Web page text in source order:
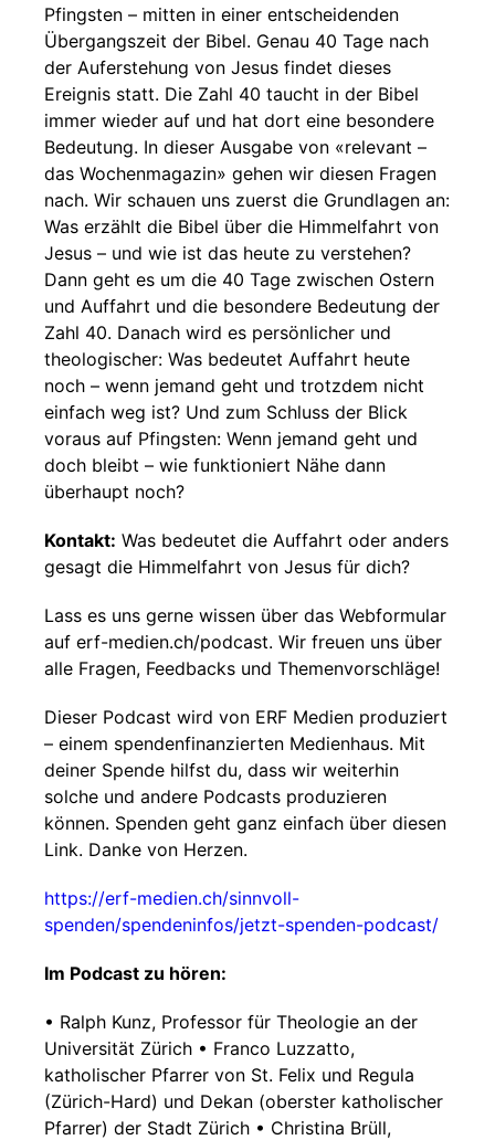
Pfingsten – mitten in einer entscheidenden
Übergangszeit der Bibel. Genau 40 Tage nach
der Auferstehung von Jesus findet dieses
Ereignis statt. Die Zahl 40 taucht in der Bibel
immer wieder auf und hat dort eine besondere
Bedeutung. In dieser Ausgabe von «relevant –
das Wochenmagazin» gehen wir diesen Fragen
nach. Wir schauen uns zuerst die Grundlagen an:
Was erzählt die Bibel über die Himmelfahrt von
Jesus – und wie ist das heute zu verstehen?
Dann geht es um die 40 Tage zwischen Ostern
und Auffahrt und die besondere Bedeutung der
Zahl 40. Danach wird es persönlicher und
theologischer: Was bedeutet Auffahrt heute
noch – wenn jemand geht und trotzdem nicht
einfach weg ist? Und zum Schluss der Blick
voraus auf Pfingsten: Wenn jemand geht und
doch bleibt – wie funktioniert Nähe dann
überhaupt noch?
Kontakt: Was bedeutet die Auffahrt oder anders
gesagt die Himmelfahrt von Jesus für dich?
Lass es uns gerne wissen über das Webformular
auf erf-medien.ch/podcast. Wir freuen uns über
alle Fragen, Feedbacks und Themenvorschläge!
Dieser Podcast wird von ERF Medien produziert
– einem spendenfinanzierten Medienhaus. Mit
deiner Spende hilfst du, dass wir weiterhin
solche und andere Podcasts produzieren
können. Spenden geht ganz einfach über diesen
Link. Danke von Herzen.
https://erf-medien.ch/sinnvoll-
spenden/spendeninfos/jetzt-spenden-podcast/
Im Podcast zu hören:
• Ralph Kunz, Professor für Theologie an der
Universität Zürich • Franco Luzzatto,
katholischer Pfarrer von St. Felix und Regula
(Zürich-Hard) und Dekan (oberster katholischer
Pfarrer) der Stadt Zürich • Christina Brüll,